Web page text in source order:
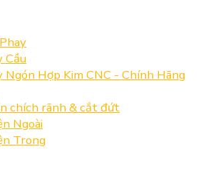
Cầu
Ngón Hợp Kim CNC - Chính Hãng
chích rãnh & cắt đứt
Ngoài
Trong